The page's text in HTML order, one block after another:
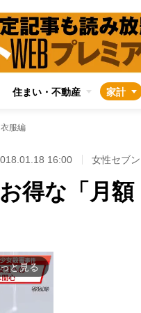
住まい・不動産 家計
服編
16:00 女性セブン
得な「月額
と見る